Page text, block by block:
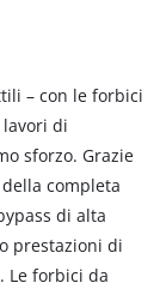
– con le forbici
di
sforzo. Grazie
completa
di alta
prestazioni di
Le forbici da